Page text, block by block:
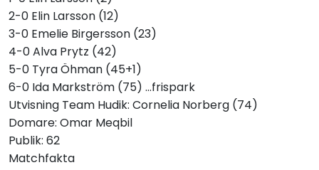
2-0 Elin Larsson (12)
3-0 Emelie Birgersson (23)
4-0 Alva Prytz (42)
5-0 Tyra Öhman (45+1)
6-0 Ida Markström (75) ...frispark
Utvisning Team Hudik: Cornelia Norberg (74)
Domare: Omar Meqbil
Publik: 62
Matchfakta